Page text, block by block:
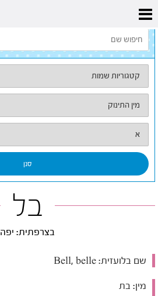
דף הבית
בל
בצרפתית: יפה
שם בלועזית:
מין: בת